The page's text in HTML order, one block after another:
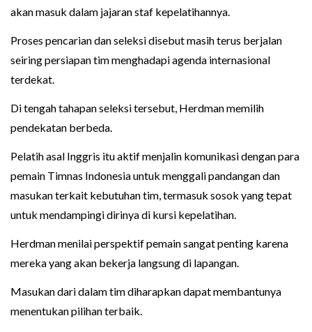
akan masuk dalam jajaran staf kepelatihannya.
Proses pencarian dan seleksi disebut masih terus berjalan
seiring persiapan tim menghadapi agenda internasional
terdekat.
Di tengah tahapan seleksi tersebut, Herdman memilih
pendekatan berbeda.
Pelatih asal Inggris itu aktif menjalin komunikasi dengan para
pemain Timnas Indonesia untuk menggali pandangan dan
masukan terkait kebutuhan tim, termasuk sosok yang tepat
untuk mendampingi dirinya di kursi kepelatihan.
Herdman menilai perspektif pemain sangat penting karena
mereka yang akan bekerja langsung di lapangan.
Masukan dari dalam tim diharapkan dapat membantunya
menentukan pilihan terbaik.